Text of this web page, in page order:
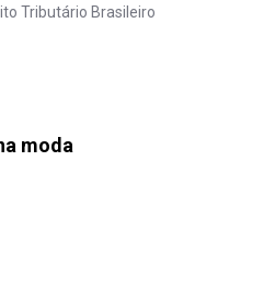
Tributário Brasileiro
moda